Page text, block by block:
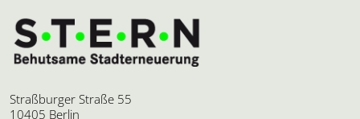
Straßburger Straße 55
10405 Berlin